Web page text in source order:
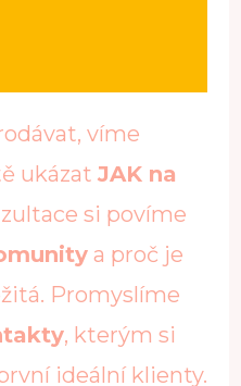
víme
ukázat JAK na
si povíme
a proč je
Promyslíme
, kterým si
ideální klienty.